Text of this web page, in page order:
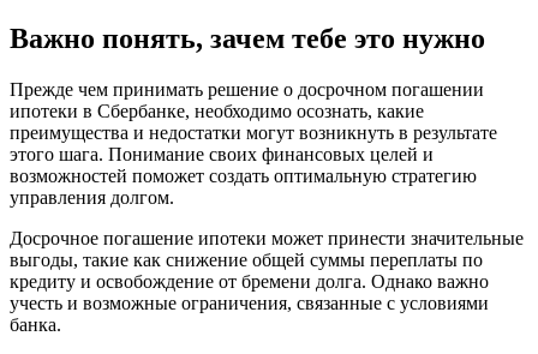
Важно понять, зачем тебе это нужно
Прежде чем принимать решение о досрочном погашении
ипотеки в Сбербанке, необходимо осознать, какие
преимущества и недостатки могут возникнуть в результате
этого шага. Понимание своих финансовых целей и
возможностей поможет создать оптимальную стратегию
управления долгом.
Досрочное погашение ипотеки может принести значительные
выгоды, такие как снижение общей суммы переплаты по
кредиту и освобождение от бремени долга. Однако важно
учесть и возможные ограничения, связанные с условиями
банка.